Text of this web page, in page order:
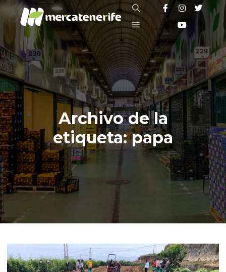
Buscar
Menú principal
Archivo de la
etiqueta:papa